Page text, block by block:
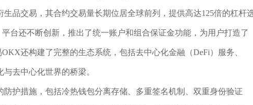
品交易，其合约交易量长期位居全球前列，提供高达125倍的杠杆
台还不断创新，推出了统一账户和组合保证金功能，为用户打造了
还构建了完整的生态系统，包括去中心化金融（DeFi）服务、
去中心化世界的桥梁。
护措施，包括冷热钱包分离存储、多重签名机制、双重身份验证